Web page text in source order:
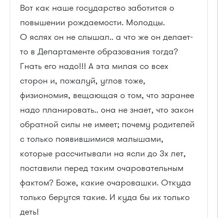
Вот как наше государство заботится о
повышении рождаемости. Молодцы.
О яслях он не слышал.. а что же он делает-
то в Департаменте образования тогда?
Гнать его надо!!! А эта милая со всех
сторон и, пожалуй, углов тоже,
физиономия, вещающая о том, что заранее
надо планировать.. она не знает, что закон
обратной силы не имеет; почему родителей
с только появившимися малышами,
которые рассчитывали на ясли до 3х лет,
поставили перед таким очаровательным
фактом? Боже, какие очаровашки. Откуда
только берутся такие. И куда бы их только
деть!